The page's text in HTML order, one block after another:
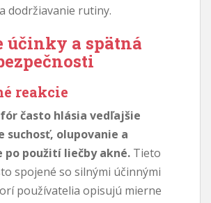
dodržiavanie rutiny.
účinky a spätná
reakcie
často hlásia vedľajšie
suchosť, olupovanie a
po použití liečby akné. Tieto
spojené so silnými účinnými
používatelia opisujú mierne